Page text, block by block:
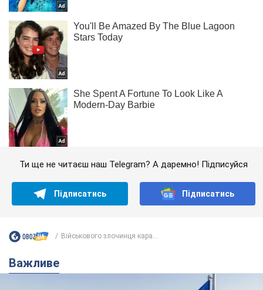
Ти ще не читаєш наш Telegram? А даремно! Підписуйся
Підписатись Підписатись
Військового злочинця кара...
Важливе